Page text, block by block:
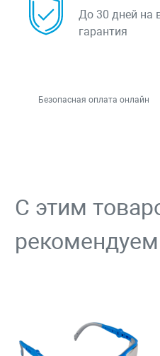
До 30 дней на
гарантия
Безопасная оплата онлайн
С этим
рекомендуем